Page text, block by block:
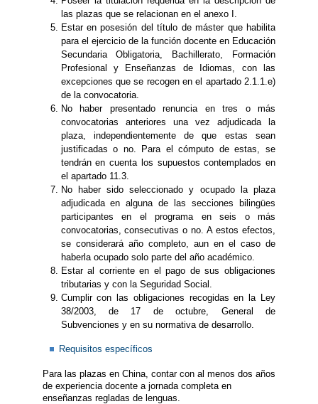
las plazas que se relacionan en el anexo I.
Estar en posesión del título de máster que habilita
para el ejercicio de la función docente en Educación
Secundaria Obligatoria, Bachillerato, Formación
Profesional y Enseñanzas de Idiomas, con las
excepciones que se recogen en el apartado 2.1.1.e)
de la convocatoria.
No haber presentado renuncia en tres o más
convocatorias anteriores una vez adjudicada la
plaza, independientemente de que estas sean
justificadas o no. Para el cómputo de estas, se
tendrán en cuenta los supuestos contemplados en
el apartado 11.3.
No haber sido seleccionado y ocupado la plaza
adjudicada en alguna de las secciones bilingües
participantes en el programa en seis o más
convocatorias, consecutivas o no. A estos efectos,
se considerará año completo, aun en el caso de
haberla ocupado solo parte del año académico.
Estar al corriente en el pago de sus obligaciones
tributarias y con la Seguridad Social.
Cumplir con las obligaciones recogidas en la Ley
38/2003, de 17 de octubre, General de
Subvenciones y en su normativa de desarrollo.
Requisitos específicos
Para las plazas en China, contar con al menos dos años
de experiencia docente a jornada completa en
enseñanzas regladas de lenguas.